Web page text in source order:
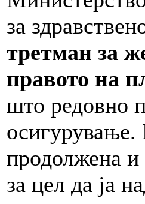
за
третман за
правото на
што редовно
осигурување.
продолжена и
за цел да ја